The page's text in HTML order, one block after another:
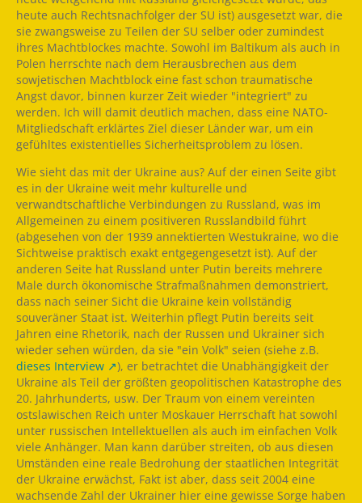
heute auch Rechtsnachfolger der SU ist) ausgesetzt war, die
sie zwangsweise zu Teilen der SU selber oder zumindest
ihres Machtblockes machte. Sowohl im Baltikum als auch in
Polen herrschte nach dem Herausbrechen aus dem
sowjetischen Machtblock eine fast schon traumatische
Angst davor, binnen kurzer Zeit wieder "integriert" zu
werden. Ich will damit deutlich machen, dass eine NATO-
Mitgliedschaft erklärtes Ziel dieser Länder war, um ein
gefühltes existentielles Sicherheitsproblem zu lösen.
Wie sieht das mit der Ukraine aus? Auf der einen Seite gibt
es in der Ukraine weit mehr kulturelle und
verwandtschaftliche Verbindungen zu Russland, was im
Allgemeinen zu einem positiveren Russlandbild führt
(abgesehen von der 1939 annektierten Westukraine, wo die
Sichtweise praktisch exakt entgegengesetzt ist). Auf der
anderen Seite hat Russland unter Putin bereits mehrere
Male durch ökonomische Strafmaßnahmen demonstriert,
dass nach seiner Sicht die Ukraine kein vollständig
souveräner Staat ist. Weiterhin pflegt Putin bereits seit
Jahren eine Rhetorik, nach der Russen und Ukrainer sich
wieder sehen würden, da sie "ein Volk" seien (siehe z.B.
dieses Interview
), er betrachtet die Unabhängigkeit der
Ukraine als Teil der größten geopolitischen Katastrophe des
20. Jahrhunderts, usw. Der Traum von einem vereinten
ostslawischen Reich unter Moskauer Herrschaft hat sowohl
unter russischen Intellektuellen als auch im einfachen Volk
viele Anhänger. Man kann darüber streiten, ob aus diesen
Umständen eine reale Bedrohung der staatlichen Integrität
der Ukraine erwächst, Fakt ist aber, dass seit 2004 eine
wachsende Zahl der Ukrainer hier eine gewisse Sorge haben